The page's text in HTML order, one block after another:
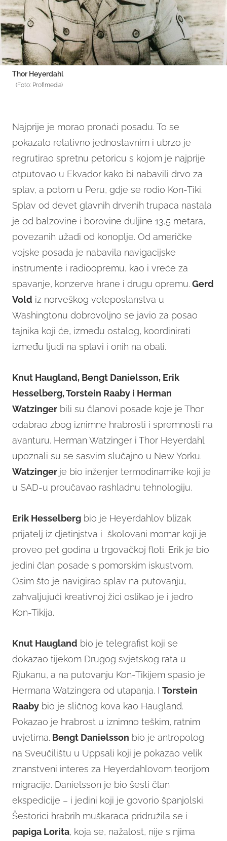
Thor Heyerdahl
(Foto: Profimedia)
Najprije je morao pronaći posadu. To se
pokazalo relativno jednostavnim i ubrzo je
regrutirao spretnu petoricu s kojom je najprije
otputovao u Ekvador kako bi nabavili drvo za
splav, a potom u Peru, gdje se rodio Kon-Tiki.
Splav od devet glavnih drvenih trupaca nastala
je od balzovine i borovine duljine 13,5 metara,
povezanih užadi od konoplje. Od američke
vojske posada je nabavila navigacijske
instrumente i radioopremu, kao i vreće za
spavanje, konzerve hrane i drugu opremu. Gerd
Vold iz norveškog veleposlanstva u
Washingtonu dobrovoljno se javio za posao
tajnika koji će, između ostalog, koordinirati
između ljudi na splavi i onih na obali.
Knut Haugland, Bengt Danielsson, Erik
Hesselberg, Torstein Raaby i Herman
Watzinger bili su članovi posade koje je Thor
odabrao zbog iznimne hrabrosti i spremnosti na
avanturu. Herman Watzinger i Thor Heyerdahl
upoznali su se sasvim slučajno u New Yorku.
Watzinger je bio inženjer termodinamike koji je
u SAD-u proučavao rashladnu tehnologiju.
Erik Hesselberg bio je Heyerdahlov blizak
prijatelj iz djetinjstva i školovani mornar koji je
proveo pet godina u trgovačkoj floti. Erik je bio
jedini član posade s pomorskim iskustvom.
Osim što je navigirao splav na putovanju,
zahvaljujući kreativnoj žici oslikao je i jedro
Kon-Tikija.
Knut Haugland bio je telegrafist koji se
dokazao tijekom Drugog svjetskog rata u
Rjukanu, a na putovanju Kon-Tikijem spasio je
Hermana Watzingera od utapanja. I Torstein
Raaby bio je sličnog kova kao Haugland.
Pokazao je hrabrost u iznimno teškim, ratnim
uvjetima. Bengt Danielsson bio je antropolog
na Sveučilištu u Uppsali koji je pokazao velik
znanstveni interes za Heyerdahlovom teorijom
migracije. Danielsson je bio šesti član
ekspedicije – i jedini koji je govorio španjolski.
Šestorici hrabrih muškaraca pridružila se i
papiga Lorita, koja se, nažalost, nije s njima